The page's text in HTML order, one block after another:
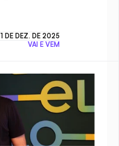
1 DE DEZ. DE 2025
VAI E VEM